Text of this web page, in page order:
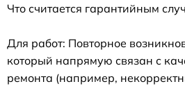
Что считается гарантийным
Для работ: Повторное
который напрямую связан с
ремонта (например,